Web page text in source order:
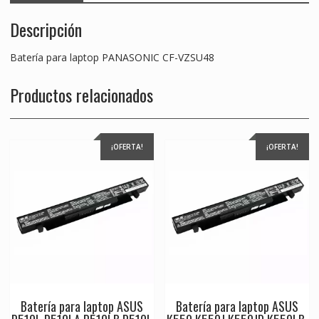
Descripción
Batería para laptop PANASONIC CF-VZSU48
Productos relacionados
¡OFERTA!
Batería para laptop ASUS
¡OFERTA!
Batería para laptop ASUS